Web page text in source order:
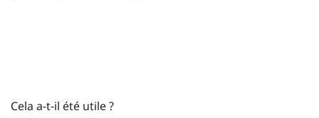
Cela a-t-il été utile ?